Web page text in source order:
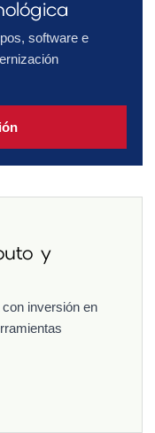
software e
y
inversión en